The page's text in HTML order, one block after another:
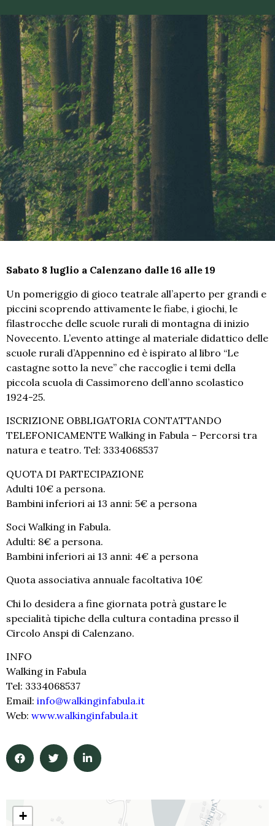
Sabato 8 luglio a Calenzano dalle 16 alle 19
Un pomeriggio di gioco teatrale all’aperto per grandi e
piccini scoprendo attivamente le fiabe, i giochi, le
filastrocche delle scuole rurali di montagna di inizio
Novecento. L’evento attinge al materiale didattico delle
scuole rurali d’Appennino ed è ispirato al libro “Le
castagne sotto la neve” che raccoglie i temi della
piccola scuola di Cassimoreno dell’anno scolastico
1924-25.
ISCRIZIONE OBBLIGATORIA CONTATTANDO
TELEFONICAMENTE Walking in Fabula – Percorsi tra
natura e teatro. Tel: 3334068537
QUOTA DI PARTECIPAZIONE
Adulti 10€ a persona.
Bambini inferiori ai 13 anni: 5€ a persona
Soci Walking in Fabula.
Adulti: 8€ a persona.
Bambini inferiori ai 13 anni: 4€ a persona
Quota associativa annuale facoltativa 10€
Chi lo desidera a fine giornata potrà gustare le
specialità tipiche della cultura contadina presso il
Circolo Anspi di Calenzano.
INFO
Walking in Fabula
Tel: 3334068537
Email: info@walkinginfabula.it
Web: www.walkinginfabula.it
+